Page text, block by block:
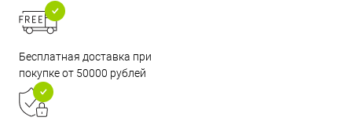
Бесплатная доставка при
покупке от 50000 рублей